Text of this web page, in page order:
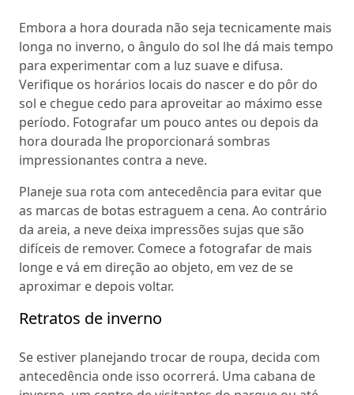
Embora a hora dourada não seja tecnicamente mais
longa no inverno, o ângulo do sol lhe dá mais tempo
para experimentar com a luz suave e difusa.
Verifique os horários locais do nascer e do pôr do
sol e chegue cedo para aproveitar ao máximo esse
período. Fotografar um pouco antes ou depois da
hora dourada lhe proporcionará sombras
impressionantes contra a neve.
Planeje sua rota com antecedência para evitar que
as marcas de botas estraguem a cena. Ao contrário
da areia, a neve deixa impressões sujas que são
difíceis de remover. Comece a fotografar de mais
longe e vá em direção ao objeto, em vez de se
aproximar e depois voltar.
Retratos de inverno
Se estiver planejando trocar de roupa, decida com
antecedência onde isso ocorrerá. Uma cabana de